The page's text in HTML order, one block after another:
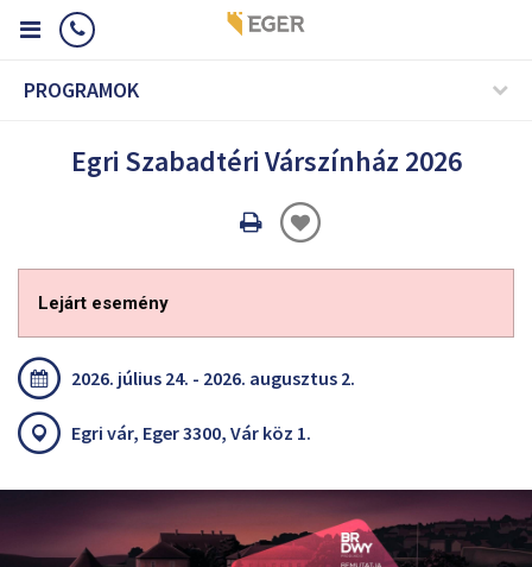
PROGRAMOK
Egri Szabadtéri Várszínház 2026
Oldal
Lejárt esemény
2026. július 24. - 2026. augusztus 2.
Egri vár, Eger 3300, Vár köz 1.